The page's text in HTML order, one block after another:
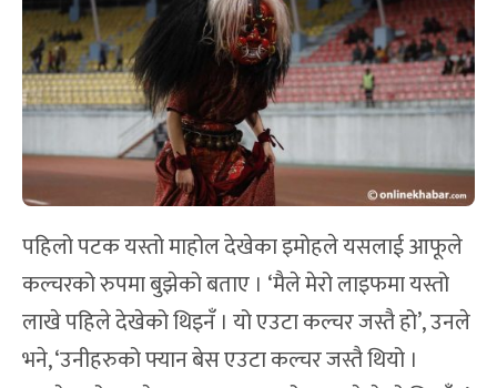
पहिलो पटक यस्तो माहोल देखेका इमोहले यसलाई आफूले
कल्चरको रुपमा बुझेको बताए । ‘मैले मेरो लाइफमा यस्तो
लाखे पहिले देखेको थिइनँ । यो एउटा कल्चर जस्तै हो’, उनले
भने, ‘उनीहरुको फ्यान बेस एउटा कल्चर जस्तै थियो ।